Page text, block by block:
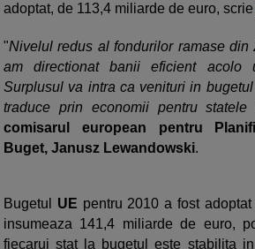
adoptat, de 113,4 miliarde de euro, scrie
"Nivelul redus al fondurilor ramase din
am directionat banii eficient acolo
Surplusul va intra ca venituri in
traduce prin economii pentru statele
comisarul european pentru
Buget, Janusz Lewandowski.
Bugetul UE pentru 2010 a fost
insumeaza 141,4 miliarde de euro,
fiecarui stat la bugetul este stabilita